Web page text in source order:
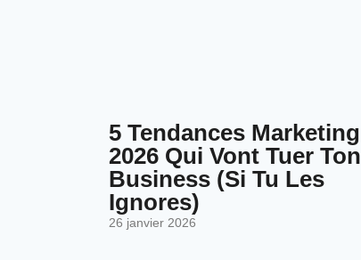
5 Tendances Marketing
2026 Qui Vont Tuer Ton
Business (Si Tu Les
Ignores)
26 janvier 2026